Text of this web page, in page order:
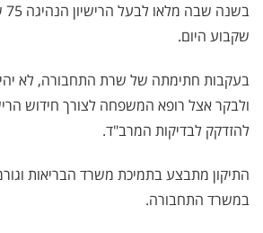
שקבוע היום.
בעקבות חתימתה של שרת התחבורה, לא
להזדקק לבדיקות המרב"ד.
התיקון מתבצע בתמיכת משרד הבריאות
במשרד התחבורה.